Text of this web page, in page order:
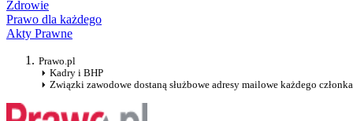
Zdrowie
Prawo dla każdego
Akty Prawne
Prawo.pl
Kadry i BHP
Związki zawodowe dostaną służbowe adresy mailowe każdego